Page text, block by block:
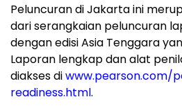
Peluncuran di Jakarta ini
dari serangkaian peluncuran
dengan edisi Asia Tenggara
Laporan lengkap dan alat
diakses diwww.pearson.com/
readiness.html.